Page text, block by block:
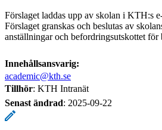
Förslaget laddas upp av skolan i KTH:s
Förslaget granskas och beslutas av
anställningar och befordringsutskottet för
Innehållsansvarig:
academic@kth.se
Tillhör: KTH Intranät
Senast ändrad: 2025-09-22